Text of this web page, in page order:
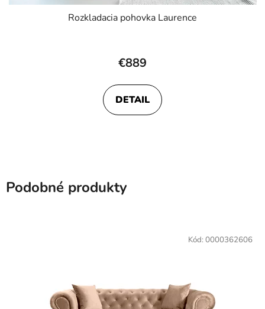
Rozkladacia pohovka Laurence
€889
DETAIL
Podobné produkty
Kód: 0000362606